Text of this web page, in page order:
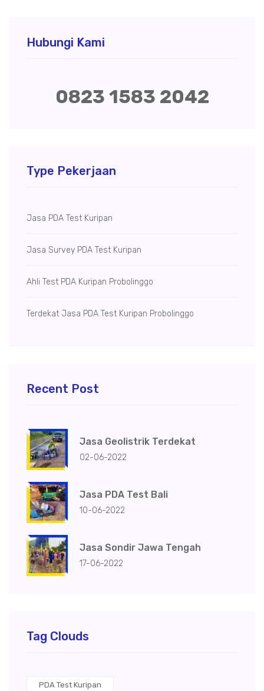
Hubungi Kami
0823 1583 2042
Type Pekerjaan
Jasa PDA Test Kuripan
Jasa Survey PDA Test Kuripan
Ahli Test PDA Kuripan Probolinggo
Terdekat Jasa PDA Test Kuripan Probolinggo
Recent Post
Jasa Geolistrik Terdekat
02-06-2022
Jasa PDA Test Bali
10-06-2022
Jasa Sondir Jawa Tengah
17-06-2022
Tag Clouds
PDA Test Kuripan